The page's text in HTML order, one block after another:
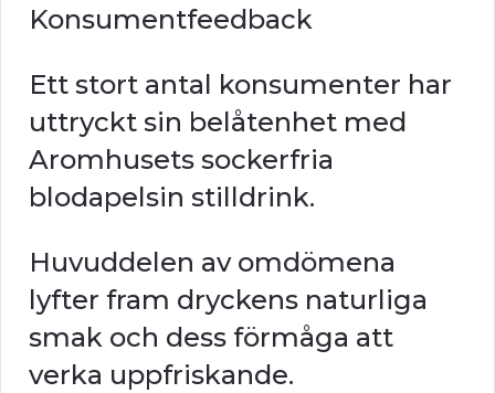
Konsumentfeedback
Ett stort antal konsumenter har
uttryckt sin belåtenhet med
Aromhusets sockerfria
blodapelsin stilldrink.
Huvuddelen av omdömena
lyfter fram dryckens naturliga
smak och dess förmåga att
verka uppfriskande.